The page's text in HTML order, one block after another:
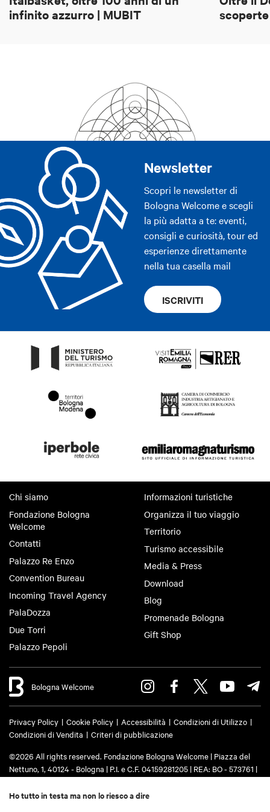
infinito azzurro | MUBIT
scoperte
Ho tutto in testa ma non lo riesco a dire
Newsletter
Scopri le newsletter di
Bologna Welcome e scegli
la più adatta a te: eventi,
consigli e curiosità, tour ed
esperienze direttamente
nella tua casella mail
ISCRIVITI
Chi siamo
Fondazione Bologna
Welcome
Contatti
Palazzo Re Enzo
Convention Bureau
Incoming Travel Agency
PalaDozza
Due Torri
Palazzo Pepoli
Informazioni turistiche
Organizza il tuo viaggio
Territorio
Turismo accessibile
Media & Press
Download
Blog
Promenade Bologna
Gift Shop
Bologna Welcome
Privacy Policy Cookie Policy Accessibilità
Condizioni di Utilizzo
Condizioni di Vendita
Criteri di pubblicazione
©2026 All rights reserved. Fondazione Bologna Welcome | Piazza del
Nettuno, 1, 40124 - Bologna | P.I. e C.F. 04159281205 | REA: BO - 573761 |
PEC:fondazionebolognawelcome@legalmail.it